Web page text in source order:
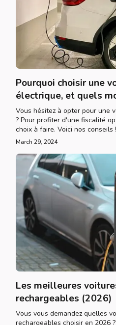
Pourquoi choisir une
électrique, et quels
Vous hésitez à opter pour une
? Pour profiter d'une fiscalité
choix à faire. Voici nos conseils !
March 29, 2024
Les meilleures
rechargeables (2026)
Vous vous demandez quelles
rechargeables choisir en 2026